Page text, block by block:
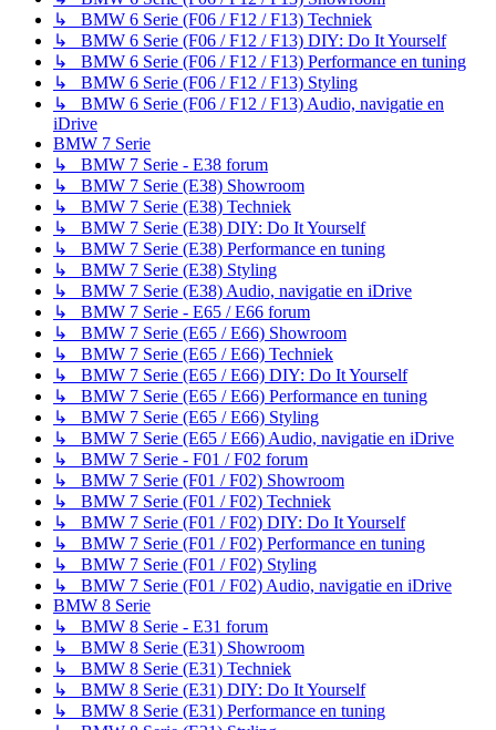
↳ BMW 6 Serie (F06 / F12 / F13) Techniek
↳ BMW 6 Serie (F06 / F12 / F13) DIY: Do It Yourself
↳ BMW 6 Serie (F06 / F12 / F13) Performance en tuning
↳ BMW 6 Serie (F06 / F12 / F13) Styling
↳ BMW 6 Serie (F06 / F12 / F13) Audio, navigatie en
iDrive
BMW 7 Serie
↳ BMW 7 Serie - E38 forum
↳ BMW 7 Serie (E38) Showroom
↳ BMW 7 Serie (E38) Techniek
↳ BMW 7 Serie (E38) DIY: Do It Yourself
↳ BMW 7 Serie (E38) Performance en tuning
↳ BMW 7 Serie (E38) Styling
↳ BMW 7 Serie (E38) Audio, navigatie en iDrive
↳ BMW 7 Serie - E65 / E66 forum
↳ BMW 7 Serie (E65 / E66) Showroom
↳ BMW 7 Serie (E65 / E66) Techniek
↳ BMW 7 Serie (E65 / E66) DIY: Do It Yourself
↳ BMW 7 Serie (E65 / E66) Performance en tuning
↳ BMW 7 Serie (E65 / E66) Styling
↳ BMW 7 Serie (E65 / E66) Audio, navigatie en iDrive
↳ BMW 7 Serie - F01 / F02 forum
↳ BMW 7 Serie (F01 / F02) Showroom
↳ BMW 7 Serie (F01 / F02) Techniek
↳ BMW 7 Serie (F01 / F02) DIY: Do It Yourself
↳ BMW 7 Serie (F01 / F02) Performance en tuning
↳ BMW 7 Serie (F01 / F02) Styling
↳ BMW 7 Serie (F01 / F02) Audio, navigatie en iDrive
BMW 8 Serie
↳ BMW 8 Serie - E31 forum
↳ BMW 8 Serie (E31) Showroom
↳ BMW 8 Serie (E31) Techniek
↳ BMW 8 Serie (E31) DIY: Do It Yourself
↳ BMW 8 Serie (E31) Performance en tuning